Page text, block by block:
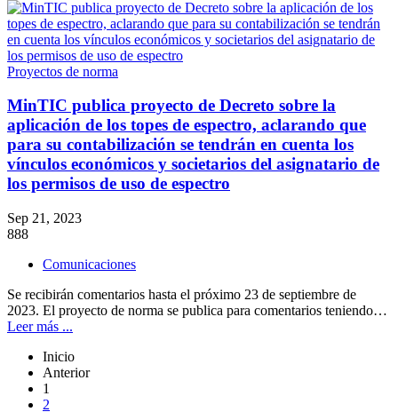
Proyectos de norma
MinTIC publica proyecto de Decreto sobre la
aplicación de los topes de espectro, aclarando que
para su contabilización se tendrán en cuenta los
vínculos económicos y societarios del asignatario de
los permisos de uso de espectro
Sep 21, 2023
888
Comunicaciones
Se recibirán comentarios hasta el próximo 23 de septiembre de
2023. El proyecto de norma se publica para comentarios teniendo…
Leer más ...
Inicio
Anterior
1
2